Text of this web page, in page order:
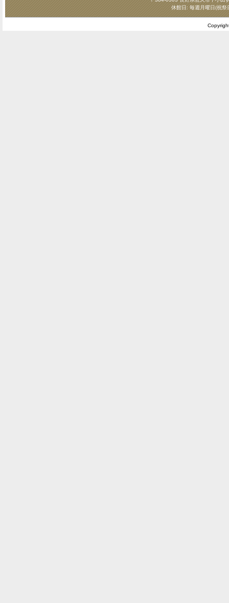
休館日: 毎週月曜日(祝